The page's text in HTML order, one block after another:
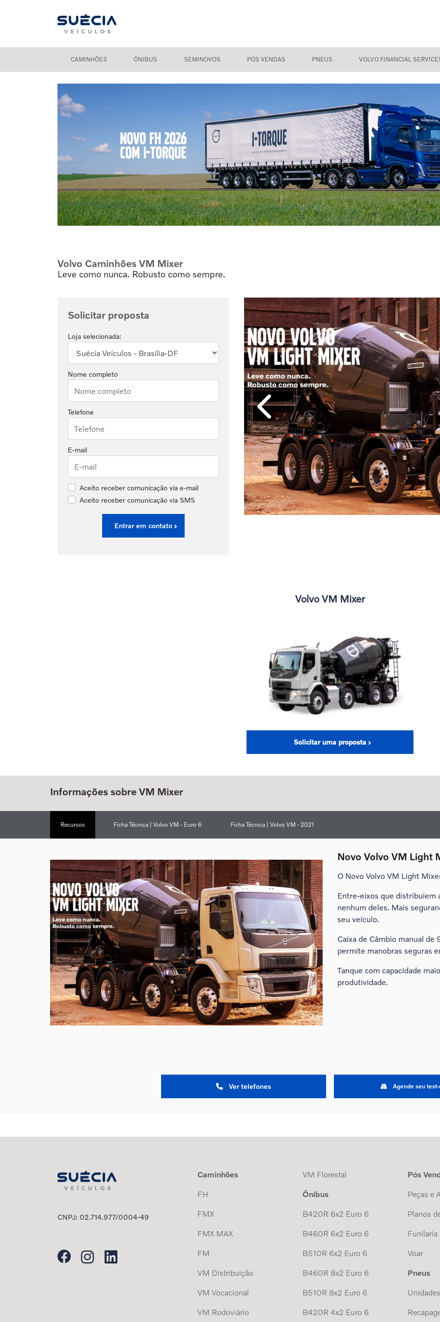
CAMINHÕES ÔNIBUS SEMINOVOS PÓS VENDAS PNEUS VOLVO FINANCIAL
Volvo Caminhões VM Mixer
Leve como nunca. Robusto como sempre.
Solicitar proposta
Loja selecionada:
Nome completo
Telefone
E-mail
Aceito receber comunicação via e-mail
Aceito receber comunicação via SMS
Entrar em contato
Anterior
Volvo VM Mixer
Solicitar uma proposta
Informações sobre VM Mixer
Recursos Ficha Técnica | Volvo VM - Euro 6 Ficha Técnica | Volvo VM - 2021
Novo Volvo VM Light
O Novo Volvo VM Light
Entre-eixos que distribuiem
nenhum deles. Mais
seu veículo.
Caixa de Câmbio manual de
permite manobras seguras
Tanque com capacidade
produtividade.
Ver telefones Agende seu
CNPJ: 02.714.977/0004-49
Caminhões
FH
FMX
FMX MAX
FM
VM Distribuição
VM Vocacional
VM Rodoviário
VM Florestal
Ônibus
B420R 6x2 Euro 6
B460R 6x2 Euro 6
B510R 6x2 Euro 6
B460R 8x2 Euro 6
B510R 8x2 Euro 6
B420R 4x2 Euro 6
Pós
Peças e
Planos
Funilaria
Voar
Pneus
Unidades